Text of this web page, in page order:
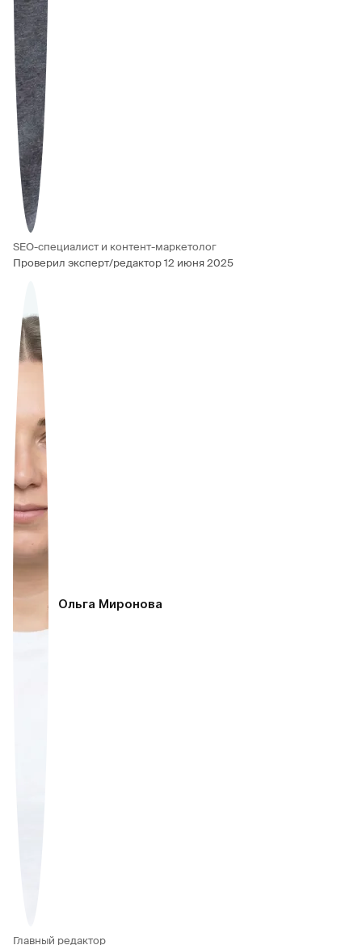
SEO-специалист и контент-маркетолог
Проверил эксперт/редактор12 июня 2025
Ольга Миронова
Главный редактор